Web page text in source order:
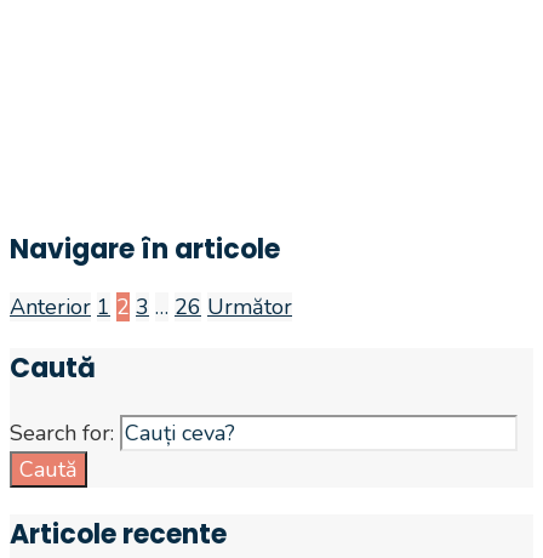
Navigare în articole
Anterior 1 2 3 … 26 Următor
Caută
Search for:
Caută
Articole recente